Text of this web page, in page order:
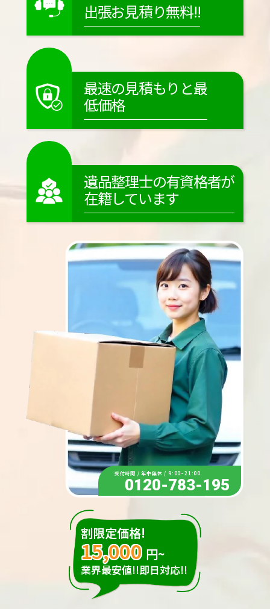
出張お見積り無料!!
最速の見積もりと最
低価格
遺品整理士の有資格者が
在籍しています
受付時間 / 年中無休 / 9:00~21:00
0120-783-195
割限定価格!
15,000 円~
業界最安値!!即日対応!!